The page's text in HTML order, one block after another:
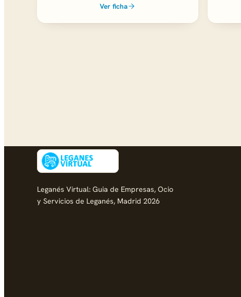
Ver ficha
Leganés Virtual: Guia de Empresas, Ocio
y Servicios de Leganés, Madrid 2026